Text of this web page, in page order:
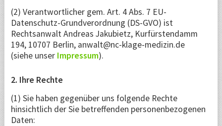
(2) Verantwortlicher gem. Art. 4 Abs. 7 EU-
Datenschutz-Grundverordnung (DS-GVO) ist
Rechtsanwalt Andreas Jakubietz, Kurfürstendamm
194, 10707 Berlin, anwalt@nc-klage-medizin.de
(siehe unser Impressum).
2. Ihre Rechte
(1) Sie haben gegenüber uns folgende Rechte
hinsichtlich der Sie betreffenden personenbezogenen
Daten: